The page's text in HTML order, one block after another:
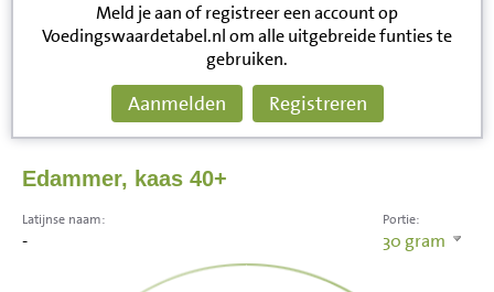
Meld je aan of registreer een account op
Voedingswaardetabel.nl om alle uitgebreide funties te
gebruiken.
Aanmelden Registreren
Edammer, kaas 40+
Portie:
30 gram
Latijnse naam:
-